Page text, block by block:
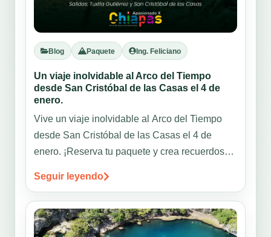
Blog Paquete Ing. Feliciano
Un viaje inolvidable al Arco del Tiempo
desde San Cristóbal de las Casas el 4 de
enero.
Vive un viaje inolvidable al Arco del Tiempo
desde San Cristóbal de las Casas el 4 de
enero. ¡Reserva tu paquete y crea recuerdos
Seguir leyendo